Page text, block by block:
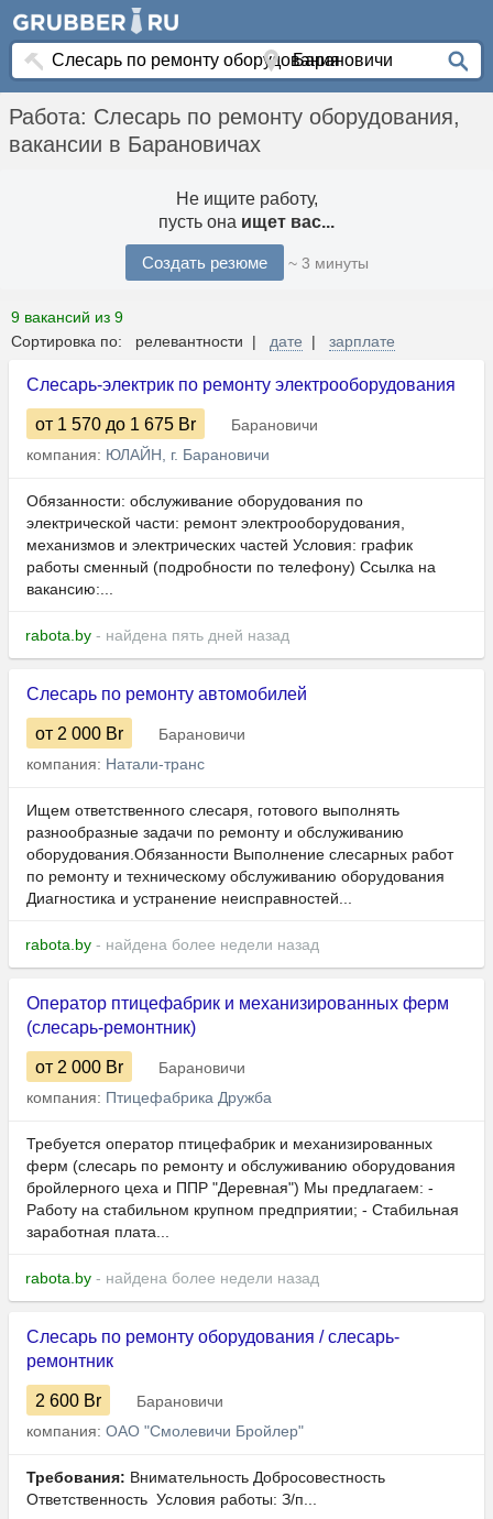
Работа: Слесарь по ремонту оборудования,
вакансии в Барановичах
Не ищите работу,
пусть она ищет вас...
Создать резюме ~ 3 минуты
9 вакансий из 9
Сортировка по: релевантности | дате | зарплате
Слесарь-электрик по ремонту электрооборудования
от 1 570 до 1 675 Br
Барановичи
компания: ЮЛАЙН, г. Барановичи
Обязанности: обслуживание оборудования по
электрической части: ремонт электрооборудования,
механизмов и электрических частей Условия: график
работы сменный (подробности по телефону) Ссылка на
вакансию:...
rabota.by - найдена пять дней назад
Слесарь по ремонту автомобилей
от 2 000 Br
Барановичи
компания: Натали-транс
Ищем ответственного слесаря, готового выполнять
разнообразные задачи по ремонту и обслуживанию
оборудования.Обязанности Выполнение слесарных работ
по ремонту и техническому обслуживанию оборудования
Диагностика и устранение неисправностей...
rabota.by - найдена более недели назад
Оператор птицефабрик и механизированных ферм
(слесарь-ремонтник)
от 2 000 Br
Барановичи
компания: Птицефабрика Дружба
Требуется оператор птицефабрик и механизированных
ферм (слесарь по ремонту и обслуживанию оборудования
бройлерного цеха и ППР "Деревная") Мы предлагаем: -
Работу на стабильном крупном предприятии; - Стабильная
заработная плата...
rabota.by - найдена более недели назад
Слесарь по ремонту оборудования / слесарь-
ремонтник
2 600 Br
Барановичи
компания: ОАО "Смолевичи Бройлер"
Требования: Внимательность Добросовестность
Ответственность Условия работы: З/п...